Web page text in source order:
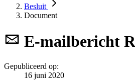
Besluit
Document
E-mailbericht
Gepubliceerd op:
16 juni 2020